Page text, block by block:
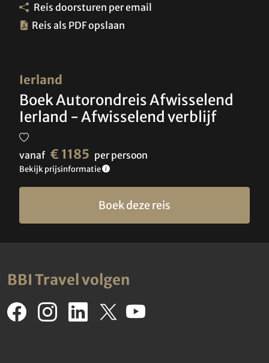
Ierland
Boek Autorondreis Afwisselend
Ierland - Afwisselend verblijf
vanaf € 1185 per persoon
Bekijk prijsinformatie
Boek deze reis
Reis doorsturen per email
Reis als PDF opslaan
BBI Travel volgen